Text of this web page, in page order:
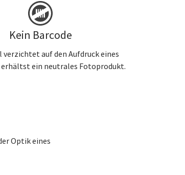
Kein Barcode
verzichtet auf den Aufdruck eines
erhältst ein neutrales Fotoprodukt.
Optik eines